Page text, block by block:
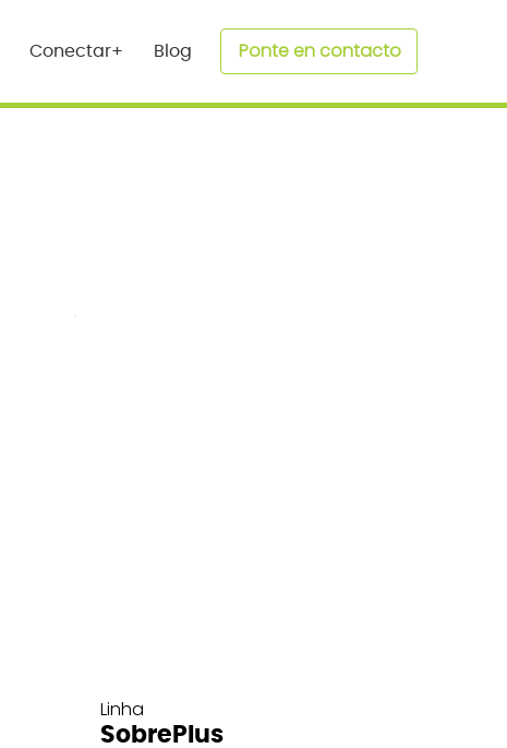
Conectar+ Blog Ponte en contacto
Linha
SobrePlus